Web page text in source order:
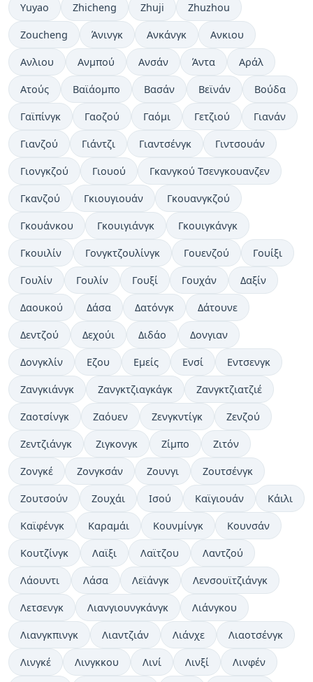
Yuyao Zhicheng Zhuji Zhuzhou
Zoucheng Άνινγκ Ανκάνγκ Ανκιου
Ανλιου Ανμπού Ανσάν Άντα Αράλ
Ατούς Βαϊάομπο Βασάν Βεϊνάν Βούδα
Γαϊπίνγκ Γαοζού Γαόμι Γετζιού Γιανάν
Γιανζού Γιάντζι Γιαντσένγκ Γιντσουάν
Γιονγκζού Γιουού Γκανγκού Τσενγκουανζεν
Γκανζού Γκιουγιουάν Γκουανγκζού
Γκουάνκου Γκουιγιάνγκ Γκουιγκάνγκ
Γκουιλίν Γονγκτζουλίνγκ Γουενζού Γουίξι
Γουλίν Γουλίν Γουξί Γουχάν Δαξίν
Δαουκού Δάσα Δατόνγκ Δάτουνε
Δεντζού Δεχούι Διδάο Δονγιαν
Δονγκλίν Εζου Εμείς Ενσί Εντσενγκ
Ζανγκιάνγκ Ζανγκτζιαγκάγκ Ζανγκτζιατζιέ
Ζαοτσίνγκ Ζαόυεν Ζενγκντίγκ Ζενζού
Ζεντζιάνγκ Ζιγκονγκ Ζίμπο Ζιτόν
Ζονγκέ Ζονγκσάν Ζουνγι Ζουτσένγκ
Ζουτσούν Ζουχάι Ισού Καϊγιουάν Κάιλι
Καϊφένγκ Καραμάι Κουνμίνγκ Κουνσάν
Κουτζίνγκ Λαϊξι Λαϊτζου Λαντζού
Λάουντι Λάσα Λεϊάνγκ Λενσουϊτζιάνγκ
Λετσενγκ Λιανγιουνγκάνγκ Λιάνγκου
Λιανγκπινγκ Λιαντζιάν Λιάνχε Λιαοτσένγκ
Λινγκέ Λινγκκου Λινί Λινξί Λινφέν